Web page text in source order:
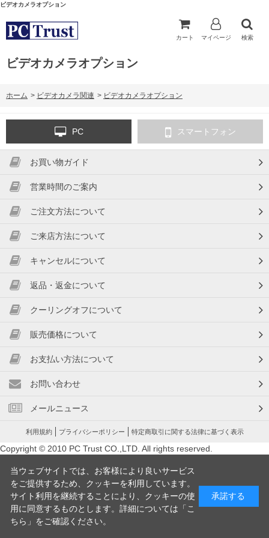
ビデオカメラオプション
カート マイページ 検索
ビデオカメラオプション
ホーム > ビデオカメラ関連 > ビデオカメラオプション
PC スマートフォン
お買い物ガイド
営業時間のご案内
ご注文方法について
ご来店方法について
キャンセルについて
返品・返金について
クーリングオフについて
販売価格について
お支払い方法について
お問い合わせ
メールニュース
利用規約 プライバシーポリシー 特定商取引に関する法律に基づく表示
Copyright © 2010 PC Trust CO.,LTD. All rights reserved.
当ウェブサイトでは、お客様により良いサービス
をご提供するため、クッキーを利用しています。
サイト利用を継続することにより、クッキーの使
用に同意するものとします。詳細については「 こ
ちら 」をご確認ください。
承諾する